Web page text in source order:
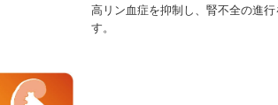
高リン血症を抑制し、腎不全の進
す。